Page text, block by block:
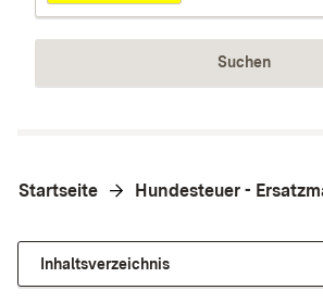
Suchen
Startseite Hundesteuer -
Inhaltsverzeichnis